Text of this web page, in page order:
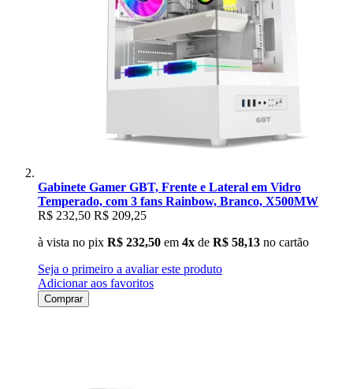
Gabinete Gamer GBT, Frente e Lateral em Vidro
Temperado, com 3 fans Rainbow, Branco, X500MW
R$ 232,50 R$ 209,25
à vista no pix R$ 232,50 em 4x de R$ 58,13 no cartão
Seja o primeiro a avaliar este produto
Adicionar aos favoritos
Comprar